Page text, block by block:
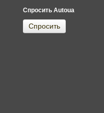
Спросить Autoua
Спросить